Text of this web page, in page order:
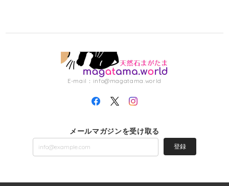
E-mail： info@magatama.world
メールマガジンを受け取る
登録